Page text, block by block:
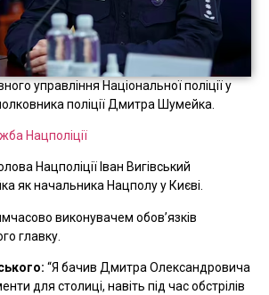
управління Національної поліції у
поліції Дмитра Шумейка.
Нацполіції
Нацполіції Іван Вигівський
як начальника Нацполу у Києві.
виконувачем обов’язків
главку.
“Я бачив Дмитра Олександровича
для столиці, навіть під час обстрілів